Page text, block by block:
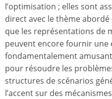
l’optimisation ; elles sont
direct avec le thème
que les représentations de
peuvent encore fournir une
fondamentalement
pour résoudre les
structures de scénarios
l’accent sur des